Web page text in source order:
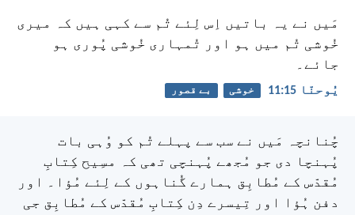
مَیں نے یہ باتیں اِس لِئے تُم سے کہی ہیں کہ میری
خُوشی تُم میں ہو اور تُمہاری خُوشی پُوری ہو
جائے۔
یُوحنّا 15:‏11 خوشی بے قصور
چُنانچہ مَیں نے سب سے پہلے تُم کو وُہی بات
پُہنچا دی جو مُجھے پُہنچی تھی کہ مسِیح کِتابِ
مُقدّس کے مُطابِق ہمارے گُناہوں کے لِئے مُؤا۔ اور
دفن ہُؤا اور تِیسرے دِن کِتابِ مُقدّس کے مُطابِق جی